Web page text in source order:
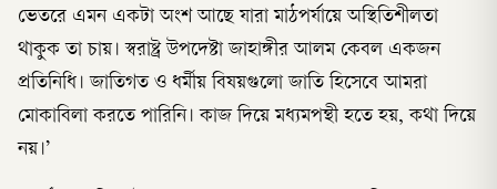
ভেতরে এমন একটা অংশ আছে যারা মাঠপর্যায়ে অস্থিতিশীলতা
থাকুক তা চায়। স্বরাষ্ট্র উপদেষ্টা জাহাঙ্গীর আলম কেবল একজন
প্রতিনিধি। জাতিগত ও ধর্মীয় বিষয়গুলো জাতি হিসেবে আমরা
মোকাবিলা করতে পারিনি। কাজ দিয়ে মধ্যমপন্থী হতে হয়, কথা দিয়ে
নয়।’